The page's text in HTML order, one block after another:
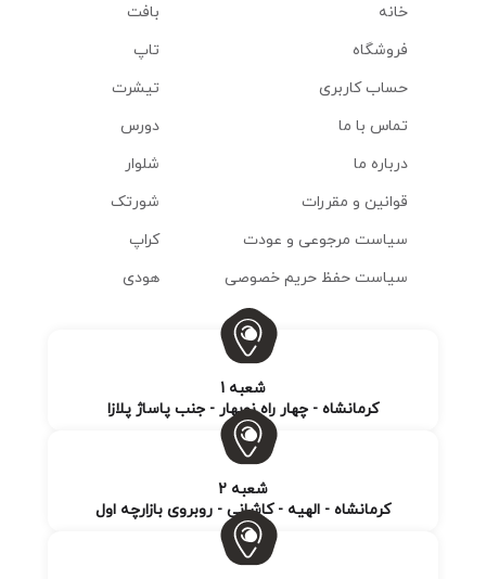
خانه
فروشگاه
حساب کاربری
تماس با ما
درباره ما
قوانین و مقررات
سیاست مرجوعی و عودت
سیاست حفظ حریم خصوصی
بافت
تاپ
تیشرت
دورس
شلوار
شورتک
کراپ
هودی
شعبه 1
کرمانشاه - چهار راه نوبهار - جنب پاساژ پلازا
شعبه 2
کرمانشاه - الهیه - کاشانی - روبروی بازارچه اول